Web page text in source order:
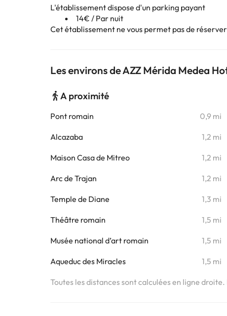
L'établissement dispose d'un parking payant
14€ / Par nuit
Cet établissement ne vous permet pas de
Les environs de AZZ Mérida Medea
A proximité
Pont romain 0,9 mi
Alcazaba 1,2 mi
Maison Casa de Mitreo 1,2 mi
Arc de Trajan 1,2 mi
Temple de Diane 1,3 mi
Théâtre romain 1,5 mi
Musée national d’art romain 1,5 mi
Aqueduc des Miracles 1,5 mi
Toutes les distances sont calculées en ligne